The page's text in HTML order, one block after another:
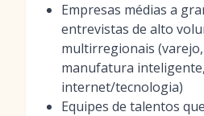
Empresas médias a
entrevistas de alto
multirregionais
manufatura inteligente,
internet/tecnologia)
Equipes de talentos